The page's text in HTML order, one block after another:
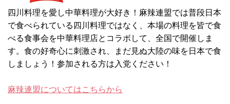
四川料理を愛し中華料理が大好き！麻辣連盟では普段日本
で食べられている四川料理ではなく、本場の料理を皆で食
べる食事会を中華料理店とコラボして、全国で開催しま
す。食の好奇心に刺激され、まだ見ぬ大陸の味を日本で食
しましょう！参加される方は入党ください！
麻辣連盟についてはこちらから